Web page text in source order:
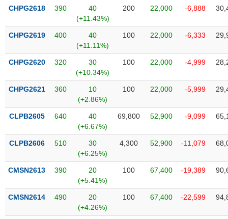
CHPG2618 390
40
(+11.43%)
200 22,000 -6,888
CHPG2619 400
40
(+11.11%)
100 22,000 -6,333
CHPG2620 320
30
(+10.34%)
100 22,000 -4,999
CHPG2621 360
10
(+2.86%)
100 22,000 -5,999
CLPB2605 640
40
(+6.67%)
69,800 52,900 -9,099
CLPB2606 510
30
(+6.25%)
4,300 52,900 -11,079
CMSN2613 390
20
(+5.41%)
100 67,400 -19,389
CMSN2614 490
20
(+4.26%)
100 67,400 -22,599
(-)
Thuật
(-)
Dịch
vụ
Đào
tạo
Sách
chính